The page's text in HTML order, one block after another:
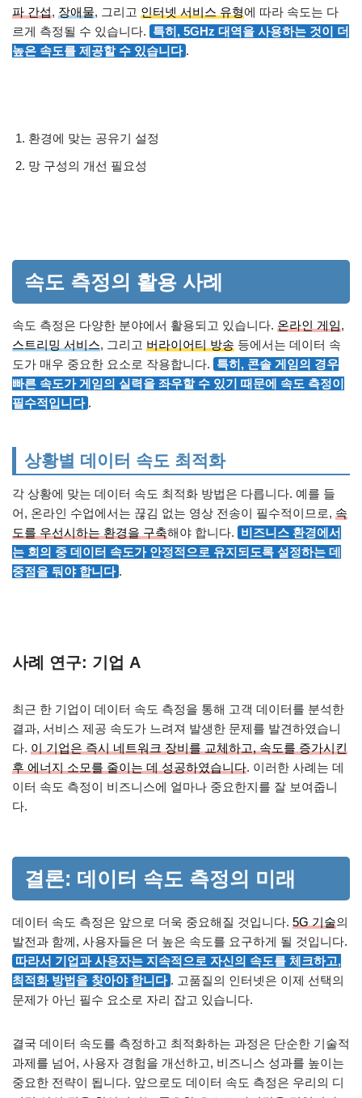
파 간섭, 장애물, 그리고 인터넷 서비스 유형에 따라 속도는 다
르게 측정될 수 있습니다. 특히, 5GHz 대역을 사용하는 것이 더
높은 속도를 제공할 수 있습니다 .
환경에 맞는 공유기 설정
망 구성의 개선 필요성
속도 측정의 활용 사례
속도 측정은 다양한 분야에서 활용되고 있습니다. 온라인 게임,
스트리밍 서비스, 그리고 버라이어티 방송 등에서는 데이터 속
도가 매우 중요한 요소로 작용합니다. 특히, 콘솔 게임의 경우
빠른 속도가 게임의 실력을 좌우할 수 있기 때문에 속도 측정이
필수적입니다 .
상황별 데이터 속도 최적화
각 상황에 맞는 데이터 속도 최적화 방법은 다릅니다. 예를 들
어, 온라인 수업에서는 끊김 없는 영상 전송이 필수적이므로, 속
도를 우선시하는 환경을 구축해야 합니다. 비즈니스 환경에서
는 회의 중 데이터 속도가 안정적으로 유지되도록 설정하는 데
중점을 둬야 합니다 .
사례 연구: 기업 A
최근 한 기업이 데이터 속도 측정을 통해 고객 데이터를 분석한
결과, 서비스 제공 속도가 느려져 발생한 문제를 발견하였습니
다. 이 기업은 즉시 네트워크 장비를 교체하고, 속도를 증가시킨
후 에너지 소모를 줄이는 데 성공하였습니다. 이러한 사례는 데
이터 속도 측정이 비즈니스에 얼마나 중요한지를 잘 보여줍니
다.
결론: 데이터 속도 측정의 미래
데이터 속도 측정은 앞으로 더욱 중요해질 것입니다. 5G 기술의
발전과 함께, 사용자들은 더 높은 속도를 요구하게 될 것입니다.
따라서 기업과 사용자는 지속적으로 자신의 속도를 체크하고,
최적화 방법을 찾아야 합니다 . 고품질의 인터넷은 이제 선택의
문제가 아닌 필수 요소로 자리 잡고 있습니다.
결국 데이터 속도를 측정하고 최적화하는 과정은 단순한 기술적
과제를 넘어, 사용자 경험을 개선하고, 비즈니스 성과를 높이는
중요한 전략이 됩니다. 앞으로도 데이터 속도 측정은 우리의 디